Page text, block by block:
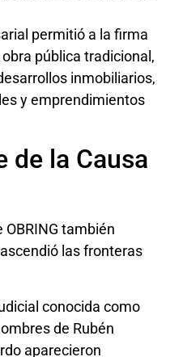
permitió a la firma
pública tradicional,
inmobiliarios,
y emprendimientos
de la Causa
también
las fronteras
conocida como
de Rubén
aparecieron